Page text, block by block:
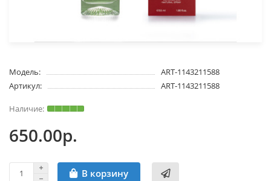
Модель:
ART-1143211588
Артикул:
ART-1143211588
650.00р.
В корзину